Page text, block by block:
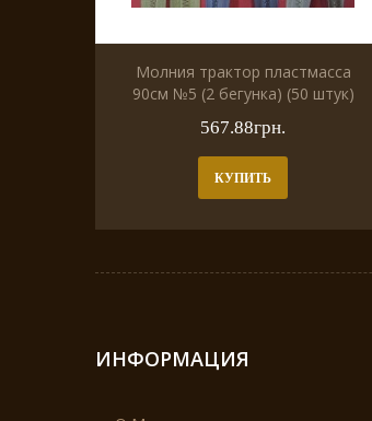
Молния трактор пластмасса
90см №5 (2 бегунка) (50 штук)
567.88грн.
КУПИТЬ
ИНФОРМАЦИЯ